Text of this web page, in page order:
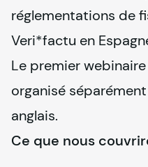
réglementations de
Veri*factu en
Le premier
organisé
anglais.
Ce que nous